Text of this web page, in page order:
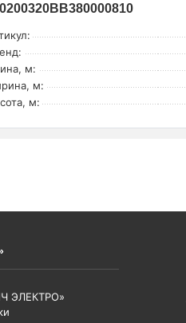
м:
м:
м:
ЭЛЕКТРО»